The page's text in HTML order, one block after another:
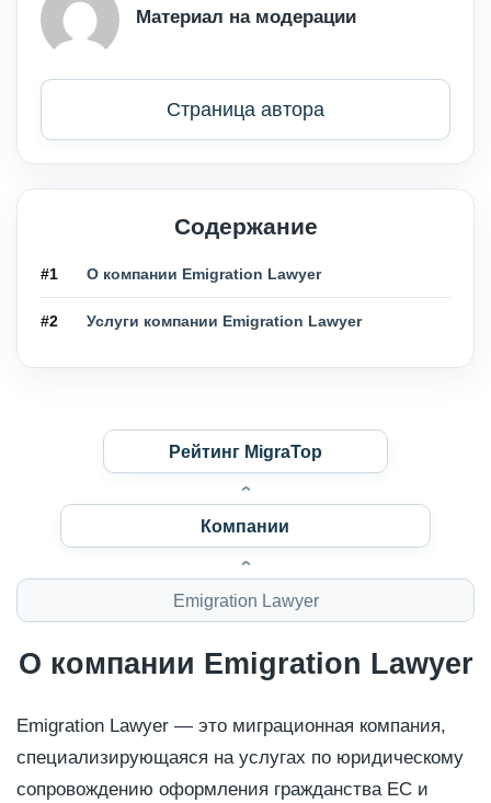
Материал на модерации
Страница автора
Содержание
#1 О компании Emigration Lawyer
#2 Услуги компании Emigration Lawyer
Рейтинг MigraTop
Компании
Emigration Lawyer
О компании Emigration Lawyer
Emigration Lawyer — это миграционная компания,
специализирующаяся на услугах по юридическому
сопровождению оформления гражданства ЕС и